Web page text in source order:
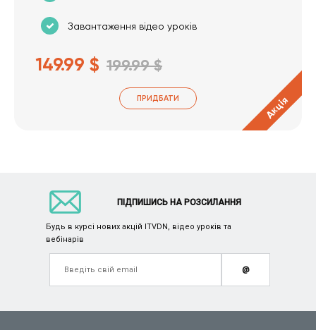
Завантаження відео уроків
149.99 $ 199.99 $
ПРИДБАТИ Акція
ПІДПИШИСЬ НА РОЗСИЛАННЯ
Будь в курсі нових акцій ITVDN, відео уроків та
вебінарів
@